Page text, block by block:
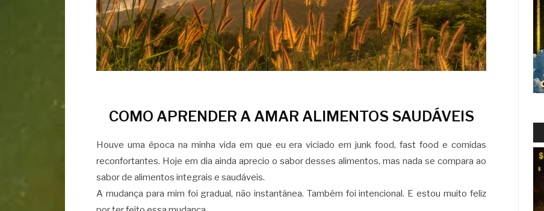
COMO APRENDER A AMAR ALIMENTOS SAUDÁVEIS
Houve uma época na minha vida em que eu era viciado em junk food, fast food e comidas
reconfortantes. Hoje em dia ainda aprecio o sabor desses alimentos, mas nada se compara ao
sabor de alimentos integrais e saudáveis.
A mudança para mim foi gradual, não instantânea. Também foi intencional. E estou muito feliz